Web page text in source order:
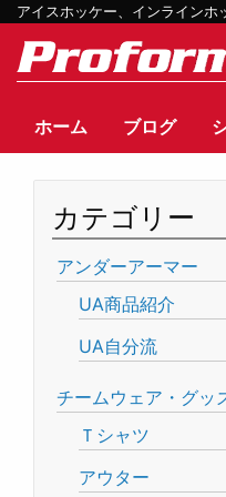
アイスホッケー、インラインホ
ホーム ブログ
カテゴリー
アンダーアーマー
UA商品紹介
UA自分流
チームウェア・グッ
Ｔシャツ
アウター